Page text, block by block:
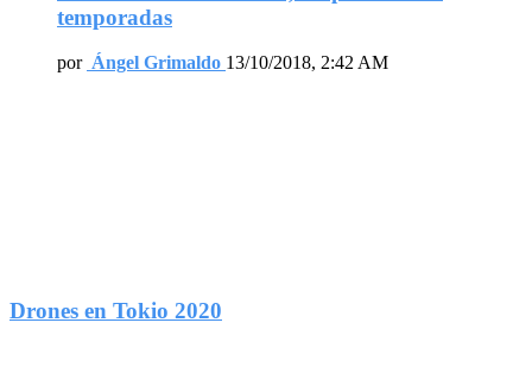
temporadas
por Ángel Grimaldo 13/10/2018, 2:42 AM
Drones en Tokio 2020